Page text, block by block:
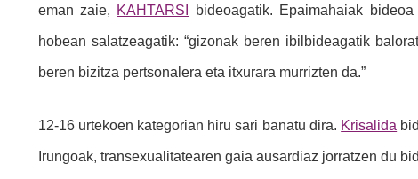
eman zaie, KAHTARSI bideoagatik. Epaimahaiak
hobean salatzeagatik: “gizonak beren ibilbideagatik
beren bizitza pertsonalera eta itxurara murrizten da.”
12-16 urtekoen kategorian hiru sari banatu dira. Krisalida
Irungoak, transexualitatearen gaia ausardiaz jorratzen du